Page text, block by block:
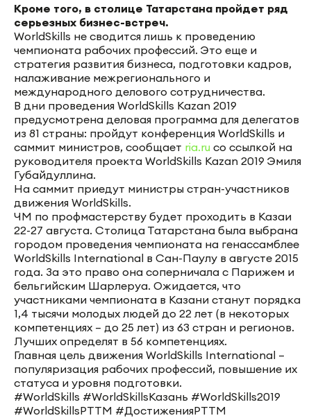
Кроме того, в столице Татарстана пройдет ряд
серьезных бизнес-встреч.
WorldSkills не сводится лишь к проведению
чемпионата рабочих профессий. Это еще и
стратегия развития бизнеса, подготовки кадров,
налаживание межрегионального и
международного делового сотрудничества.
В дни проведения WorldSkills Kazan 2019
предусмотрена деловая программа для делегатов
из 81 страны: пройдут конференция WorldSkills и
саммит министров, сообщает ria.ru со ссылкой на
руководителя проекта WorldSkills Kazan 2019 Эмиля
Губайдуллина.
На саммит приедут министры стран-участников
движения WorldSkills.
ЧМ по профмастерству будет проходить в Казаи
22-27 августа. Столица Татарстана была выбрана
городом проведения чемпионата на генассамблее
WorldSkills International в Сан-Паулу в августе 2015
года. За это право она соперничала с Парижем и
бельгийским Шарлеруа. Ожидается, что
участниками чемпионата в Казани станут порядка
1,4 тысячи молодых людей до 22 лет (в некоторых
компетенциях – до 25 лет) из 63 стран и регионов.
Лучших определят в 56 компетенциях.
Главная цель движения WorldSkills International –
популяризация рабочих профессий, повышение их
статуса и уровня подготовки.
#WorldSkills #WorldSkillsКазань #WorldSkills2019
#WorldSkillsРТТМ #ДостиженияРТТМ